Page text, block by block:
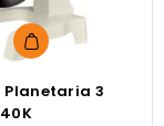
Planetaria 3